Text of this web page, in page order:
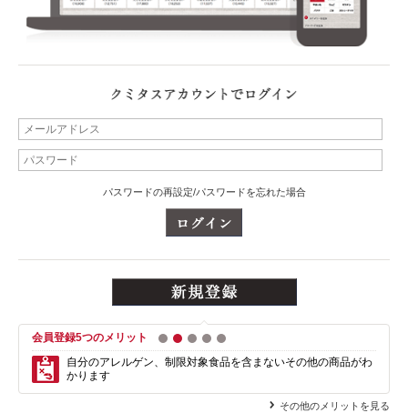
パスワードの再設定/パスワードを忘れた場合
会員登録5つのメリット 1 2 3 4
自分のアレルゲン、制限対象食品を含まないその他の商品がわ
かります
その他のメリットを見る